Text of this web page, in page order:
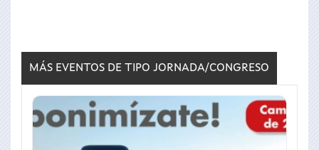
MÁS EVENTOS DE TIPO JORNADA/CONGRESO